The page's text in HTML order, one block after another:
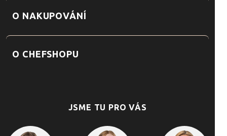
O NAKUPOVÁNÍ
O CHEFSHOPU
JSME TU PRO VÁS